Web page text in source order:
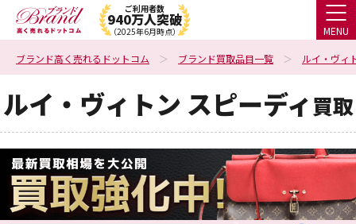
ご利用者数
940万人突破
（2025年6月時点） MENU
ブランド高く売れるドットコム ブランド買取品目一覧 ルイ・ヴィ
ルイ・ヴィトン スピーディ買取